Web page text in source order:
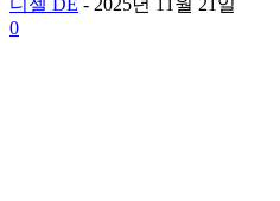
디젤 DE - 2025년 11월 21일
0